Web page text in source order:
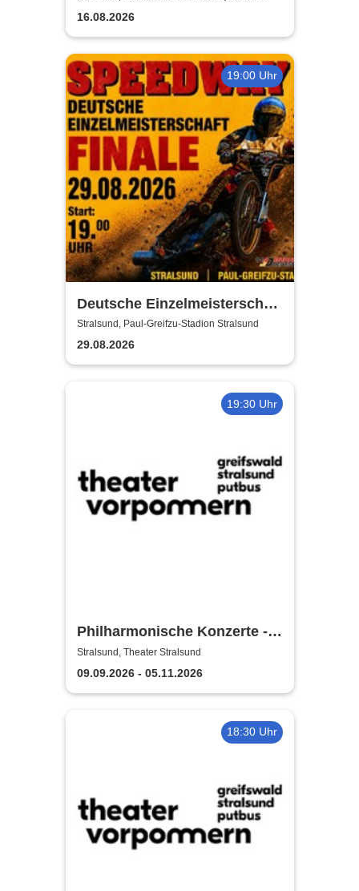
Adolf-Saal)
16.08.2026
19:00 Uhr
Deutsche Einzelmeisterschaft
Finale | MC Nordstern
Stralsund
Stralsund, Paul-Greifzu-Stadion Stralsund
29.08.2026
19:30 Uhr
Philharmonische Konzerte -
Theater Vorpommern
Stralsund, Theater Stralsund
09.09.2026 - 05.11.2026
18:30 Uhr